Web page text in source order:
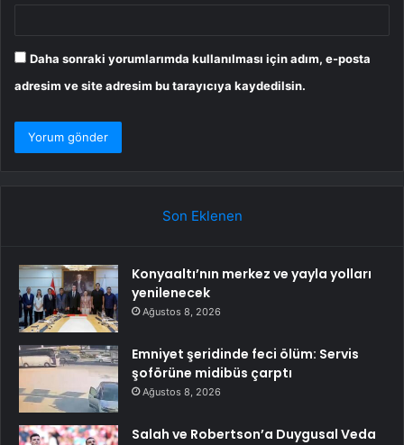
Daha sonraki yorumlarımda kullanılması için adım, e-posta
adresim ve site adresim bu tarayıcıya kaydedilsin.
Son Eklenen
Konyaaltı’nın merkez ve yayla yolları
yenilenecek
Ağustos 8, 2026
Emniyet şeridinde feci ölüm: Servis
şoförüne midibüs çarptı
Ağustos 8, 2026
Salah ve Robertson’a Duygusal Veda